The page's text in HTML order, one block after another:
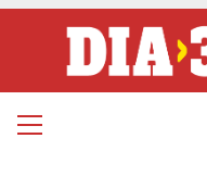
contenido
Menú